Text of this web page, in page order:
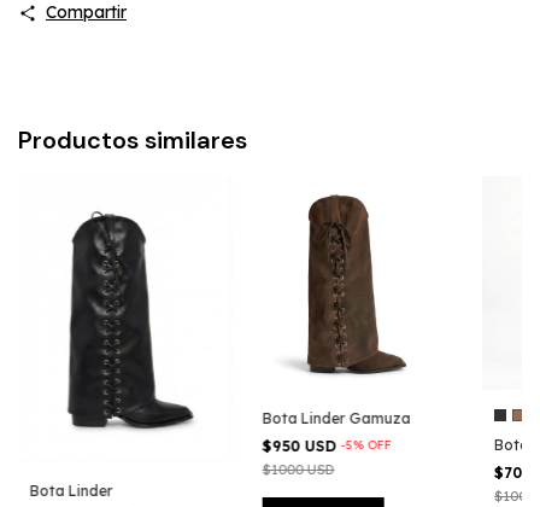
Compartir
Productos similares
Bota Linder
Bota Linder Gamuza
$950 USD-5% OFF
$1000 USD
Bota
$700
$1000